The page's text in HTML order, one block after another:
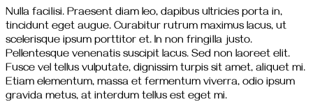
Nulla facilisi. Praesent diam leo, dapibus ultricies porta in,
tincidunt eget augue. Curabitur rutrum maximus lacus, ut
scelerisque ipsum porttitor et. In non fringilla justo.
Pellentesque venenatis suscipit lacus. Sed non laoreet elit.
Fusce vel tellus vulputate, dignissim turpis sit amet, aliquet mi.
Etiam elementum, massa et fermentum viverra, odio ipsum
gravida metus, at interdum tellus est eget mi.